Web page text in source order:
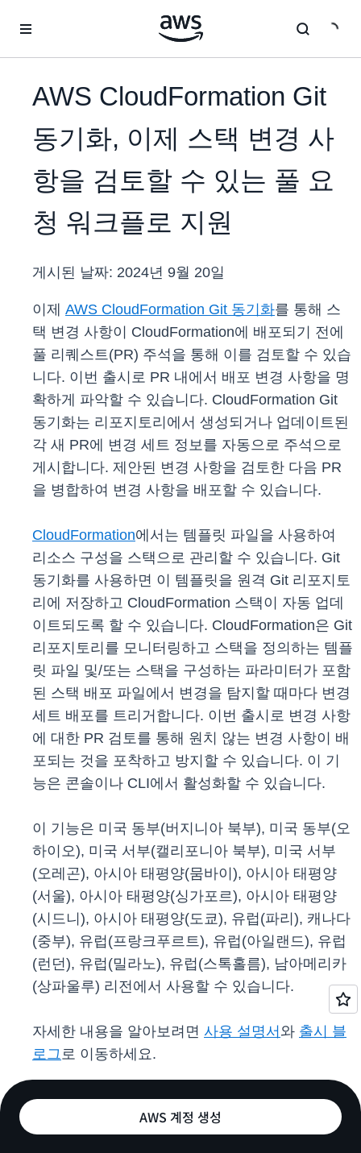
AWS CloudFormation Git
동기화, 이제 스택 변경 사
항을 검토할 수 있는 풀 요
청 워크플로 지원
게시된 날짜: 2024년 9월 20일
이제 AWS CloudFormation Git 동기화를 통해 스
택 변경 사항이 CloudFormation에 배포되기 전에
풀 리퀘스트(PR) 주석을 통해 이를 검토할 수 있습
니다. 이번 출시로 PR 내에서 배포 변경 사항을 명
확하게 파악할 수 있습니다. CloudFormation Git
동기화는 리포지토리에서 생성되거나 업데이트된
각 새 PR에 변경 세트 정보를 자동으로 주석으로
게시합니다. 제안된 변경 사항을 검토한 다음 PR
을 병합하여 변경 사항을 배포할 수 있습니다.
CloudFormation에서는 템플릿 파일을 사용하여
리소스 구성을 스택으로 관리할 수 있습니다. Git
동기화를 사용하면 이 템플릿을 원격 Git 리포지토
리에 저장하고 CloudFormation 스택이 자동 업데
이트되도록 할 수 있습니다. CloudFormation은 Git
리포지토리를 모니터링하고 스택을 정의하는 템플
릿 파일 및/또는 스택을 구성하는 파라미터가 포함
된 스택 배포 파일에서 변경을 탐지할 때마다 변경
세트 배포를 트리거합니다. 이번 출시로 변경 사항
에 대한 PR 검토를 통해 원치 않는 변경 사항이 배
포되는 것을 포착하고 방지할 수 있습니다. 이 기
능은 콘솔이나 CLI에서 활성화할 수 있습니다.
이 기능은 미국 동부(버지니아 북부), 미국 동부(오
하이오), 미국 서부(캘리포니아 북부), 미국 서부
(오레곤), 아시아 태평양(뭄바이), 아시아 태평양
(서울), 아시아 태평양(싱가포르), 아시아 태평양
(시드니), 아시아 태평양(도쿄), 유럽(파리), 캐나다
(중부), 유럽(프랑크푸르트), 유럽(아일랜드), 유럽
(런던), 유럽(밀라노), 유럽(스톡홀름), 남아메리카
(상파울루) 리전에서 사용할 수 있습니다.
자세한 내용을 알아보려면 사용 설명서 와 출시 블
로그로 이동하세요.
AWS 계정 생성